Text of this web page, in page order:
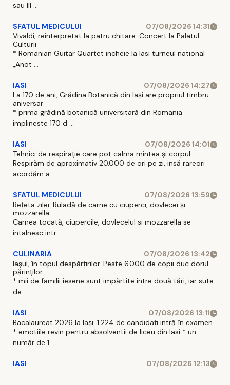
sau III ...
SFATUL MEDICULUI
07/08/2026 14:31
Vivaldi, reinterpretat la patru chitare. Concert la Palatul
Culturii
* Romanian Guitar Quartet incheie la Iasi turneul national
„Anot ...
IASI
07/08/2026 14:27
La 170 de ani, Grădina Botanică din Iași are propriul timbru
aniversar
* prima grădină botanică universitară din Romania
implineste 170 d ...
IASI
07/08/2026 14:01
Tehnici de respirație care pot calma mintea și corpul
Respirăm de aproximativ 20.000 de ori pe zi, insă rareori
acordăm a ...
SFATUL MEDICULUI
07/08/2026 13:59
Rețeta zilei: Ruladă de carne cu ciuperci, dovlecei și
mozzarella
Carnea tocată, ciupercile, dovlecelul si mozzarella se
intalnesc intr ...
CULINARIA
07/08/2026 13:42
Iașul, în topul despărțirilor. Peste 6.000 de copii duc dorul
părinților
* mii de familii iesene sunt impărtite intre două tări, iar sute
de ...
IASI
07/08/2026 13:11
Bacalaureat 2026 la Iași: 1.224 de candidați intră în examen
* emotiile revin pentru absolventii de liceu din Iasi * un
număr de 1 ...
IASI 07/08/2026 12:13